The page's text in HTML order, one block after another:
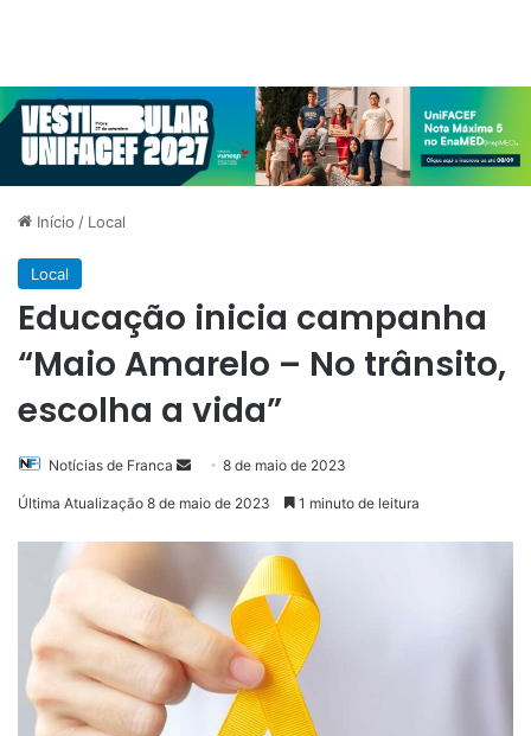
Início / Local
Local
Educação inicia campanha
“Maio Amarelo – No trânsito,
escolha a vida”
Notícias de Franca
Mande8 de maio de 2023
Última Atualização 8 de maio de 2023 1 minuto de leitura